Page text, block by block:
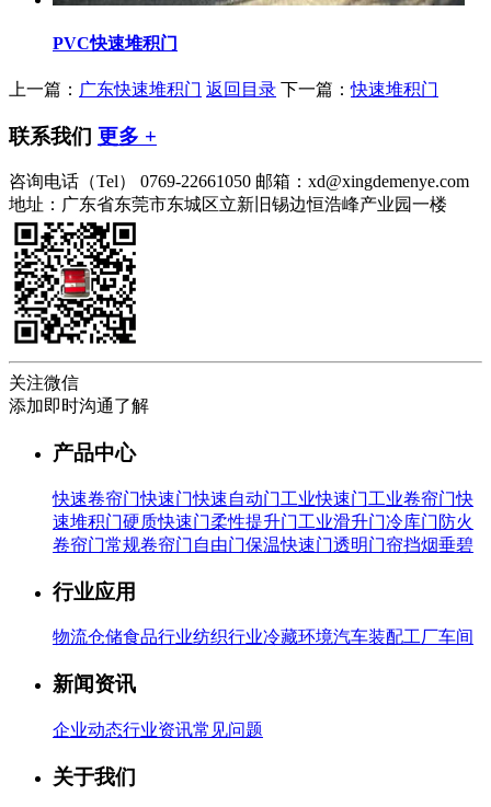
PVC快速堆积门
上一篇： 广东快速堆积门 返回目录 下一篇：快速堆积门
联系我们 更多 +
咨询电话（Tel） 0769-22661050 邮箱：xd@xingdemenye.com
地址：广东省东莞市东城区立新旧锡边恒浩峰产业园一楼
关注微信
添加即时沟通了解
产品中心
快速卷帘门快速门快速自动门工业快速门工业卷帘门快
速堆积门硬质快速门柔性提升门工业滑升门冷库门 防火
卷帘门常规卷帘门 自由门保温快速门透明门帘挡烟垂碧
行业应用
物流仓储食品行业纺织行业冷藏环境汽车装配工厂车间
新闻资讯
企业动态行业资讯常见问题
关于我们